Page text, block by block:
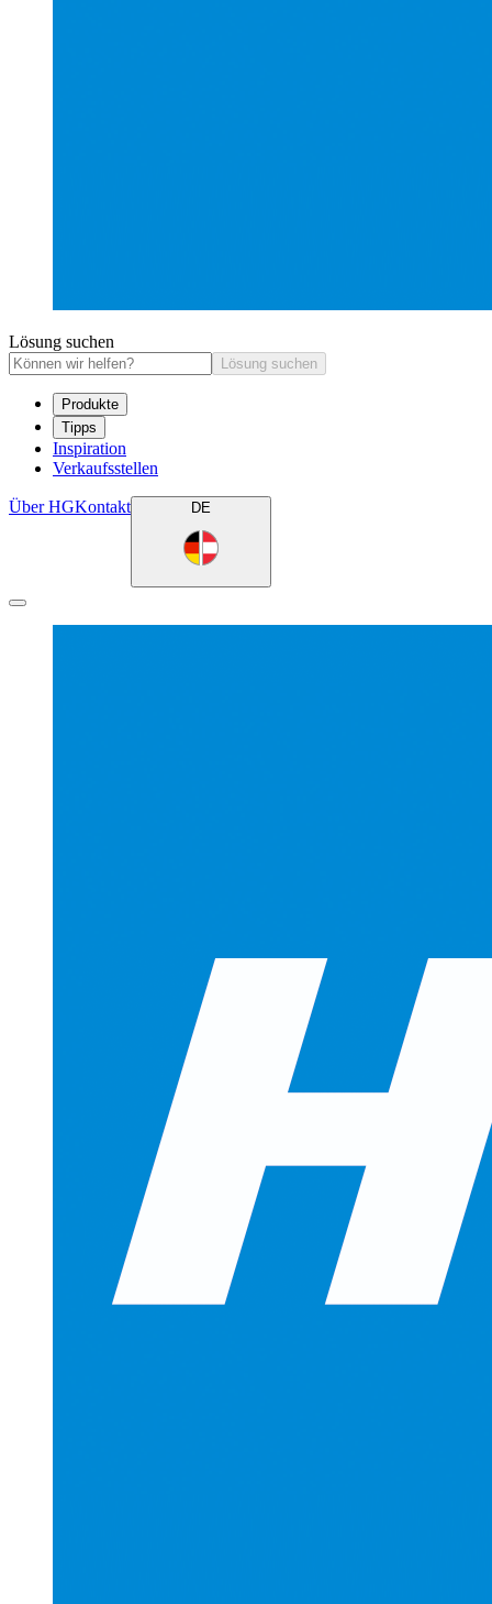
Lösung suchen
Lösung suchen
Produkte
Tipps
Inspiration
Verkaufsstellen
Über HGKontakt DE